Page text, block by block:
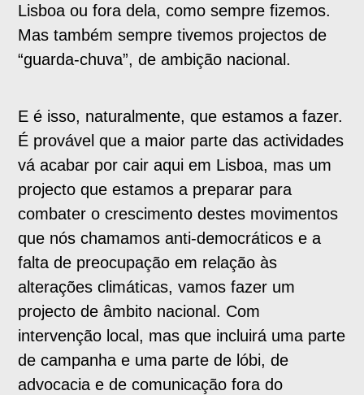
Lisboa ou fora dela, como sempre fizemos.
Mas também sempre tivemos projectos de
“guarda-chuva”, de ambição nacional.
E é isso, naturalmente, que estamos a fazer.
É provável que a maior parte das actividades
vá acabar por cair aqui em Lisboa, mas um
projecto que estamos a preparar para
combater o crescimento destes movimentos
que nós chamamos anti-democráticos e a
falta de preocupação em relação às
alterações climáticas, vamos fazer um
projecto de âmbito nacional. Com
intervenção local, mas que incluirá uma parte
de campanha e uma parte de lóbi, de
advocacia e de comunicação fora do